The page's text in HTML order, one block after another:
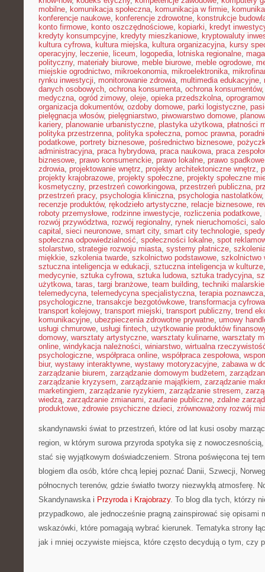
mobilne, komunikacja społeczna, komunikacja w firmie,
konferencje naukowe, konferencje zdrowotne, konstrukcje
konto firmowe, konto oszczędnościowe, kopiarki, kredyt
kredyty konsumpcyjne, kredyty mieszkaniowe, kryptowaluty
kultura cyfrowa, kultura miejska, kultura organizacyjna, kursy
operacyjny, leczenie, liceum, logopedia, lotniska regionalne,
polityczny, materiały biurowe, meble biurowe, meble ogrodowe,
miejskie ogrodnictwo, mikroekonomia, mikroelektronika,
rynku inwestycji, monitorowanie zdrowia, multimedia edukacyjne,
danych osobowych, ochrona konsumenta, ochrona konsumentów
medyczna, ogród zimowy, oleje, opieka przedszkolna,
organizacja dokumentów, ozdoby domowe, parki logistyczne,
pielęgnacja włosów, pielęgniarstwo, piwowarstwo domowe,
kariery, planowanie urbanistyczne, plastyka użytkowa, płatności
polityka przestrzenna, polityka społeczna, pomoc prawna,
podatkowe, portrety biznesowe, pośrednictwo biznesowe,
administracyjna, praca hybrydowa, praca naukowa, praca
biznesowe, prawo konsumenckie, prawo lokalne, prawo spadkowe
zdrowia, projektowanie wnętrz, projekty architektoniczne wnętrz,
projekty krajobrazowe, projekty społeczne, projekty społeczne
kosmetyczny, przestrzeń coworkingowa, przestrzeń publiczna,
przestrzeń pracy, psychologia kliniczna, psychologia nastolatków
recenzje produktów, rękodzieło artystyczne, relacje biznesowe,
roboty przemysłowe, rodzinne inwestycje, rozliczenia podatkowe,
rozwój przywództwa, rozwój regionalny, rynek nieruchomości,
capital , sieci neuronowe, smart city, smart city technologie,
społeczna odpowiedzialność, społeczności lokalne, spot
stolarstwo, strategie rozwoju miasta, systemy płatnicze,
miękkie, szkolenia twarde, szkolnictwo podstawowe, szkolnictwo
sztuczna inteligencja w edukacji, sztuczna inteligencja w kulturze
medycynie, sztuka cyfrowa, sztuka ludowa, sztuka tradycyjna,
użytkowa, taras, targi branżowe, team building, techniki malarskie
telemedycyna, telemedycyna specjalistyczna, terapia poznawcza
psychologiczne, transakcje bezgotówkowe, transformacja cyfrowa
transport kolejowy, transport miejski, transport publiczny, trend
komunikacyjne, ubezpieczenia zdrowotne prywatne, umowy
usługi chmurowe, usługi fintech, użytkowanie produktów
domowy, warsztaty artystyczne, warsztaty kulinarne, warsztaty
online, windykacja należności, winiarstwo, wirtualna
psychologiczne, współpraca online, współpraca zespołowa,
biur, wystawy interaktywne, wystawy motoryzacyjne, zabawa w
zarządzanie biurem, zarządzanie domowym budżetem,
zarządzanie kryzysem, zarządzanie majątkiem, zarządzanie
marketingiem, zarządzanie ryzykiem, zarządzanie stresem,
wiedzą, zarządzanie zmianami, zaufanie publiczne, zdalne
produktowe, zdrowie psychiczne dzieci, zrównoważony rozwój
skandynawski świat to przestrzeń, które od lat kusi osoby
region, w którym surowa przyroda spotyka się z
stać się wyjątkowym doświadczeniem. Strona poświęcona tej
blogiem dla osób, które chcą lepiej poznać Danii, Szwecji,
północnych terenów, gdzie światło tworzy niezwykłą atmosferę.
Skandynawska i Przyroda i Krajobrazy. To blog dla tych, którzy
przypadkowo, ale jednocześnie pragną zainspirować się opisami
wskazówki, które pomagają wybrać kierunek. Tematyka strony
jak i mniej oczywiste miejsca, które często decydują o tym, czy